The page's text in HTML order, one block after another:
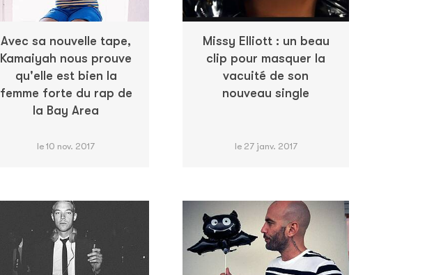
Avec sa nouvelle tape,
Kamaiyah nous prouve
qu'elle est bien la
femme forte du rap de
la Bay Area
le 10 nov. 2017
Missy Elliott : un beau
clip pour masquer la
vacuité de son
nouveau single
le 27 janv. 2017